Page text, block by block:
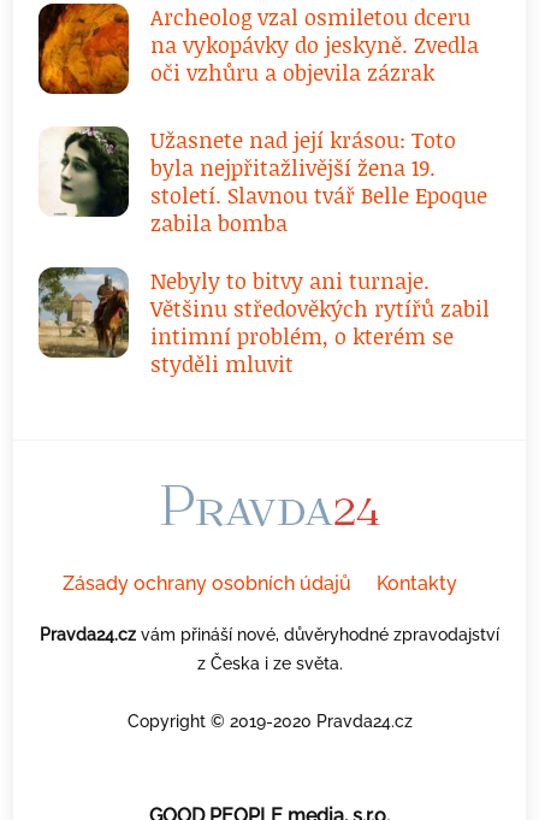
Archeolog vzal osmiletou dceru
na vykopávky do jeskyně. Zvedla
oči vzhůru a objevila zázrak
Užasnete nad její krásou: Toto
byla nejpřitažlivější žena 19.
století. Slavnou tvář Belle Epoque
zabila bomba
Nebyly to bitvy ani turnaje.
Většinu středověkých rytířů zabil
intimní problém, o kterém se
styděli mluvit
Zásady ochrany osobních údajů Kontakty
Pravda24.cz vám přináší nové, důvěryhodné zpravodajství
z Česka i ze světa.
Copyright © 2019-2020 Pravda24.cz